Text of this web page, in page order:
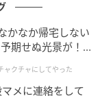
も、とりあえず
シール帳
かなか帰宅しない
期せぬ光景が！
ャクチャにしてやった
メに連絡をして